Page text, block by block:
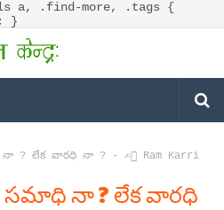
a, .find-more, .tags {
}
నా ? లేక వారధి నా ? - ✍🏻 Ram Karri
సమాధి నా ? లేక వారధి